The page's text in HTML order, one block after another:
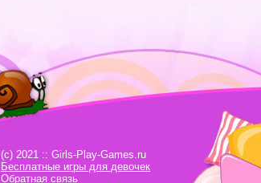
(c) 2021 :: Girls-Play-Games.ru
Бесплатные игры для девочек
Обратная связь